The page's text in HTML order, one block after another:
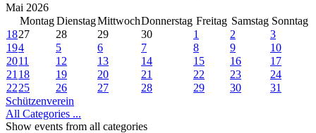
Mai 2026
Montag DienstagMittwochDonnerstag Freitag Samstag Sonntag
1827 28 29 30 1 2
3
194 5 6 7 8 9
10
2011 12 13 14 15 16
17
21 18 19 20 21 22 23
24
2225 26 27 28 29 30
31
Schützenverein
All Categories ...
Show events from all categories